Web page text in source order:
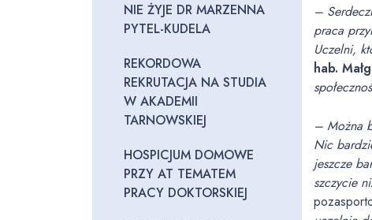
NIE ŻYJE DR MARZENNA
PYTEL-KUDELA
REKORDOWA
REKRUTACJA NA STUDIA
W AKADEMII
TARNOWSKIEJ
HOSPICJUM DOMOWE
PRZY AT TEMATEM
PRACY DOKTORSKIEJ
–
praca
Uczelni,
hab.
– Można
Nic
jeszcze
szczycie